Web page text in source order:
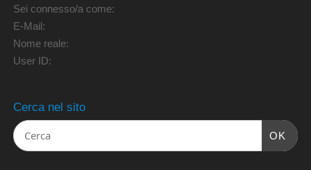
Sei connesso/a come:
E-Mail:
Nome reale:
User ID:
Cerca nel sito
OK